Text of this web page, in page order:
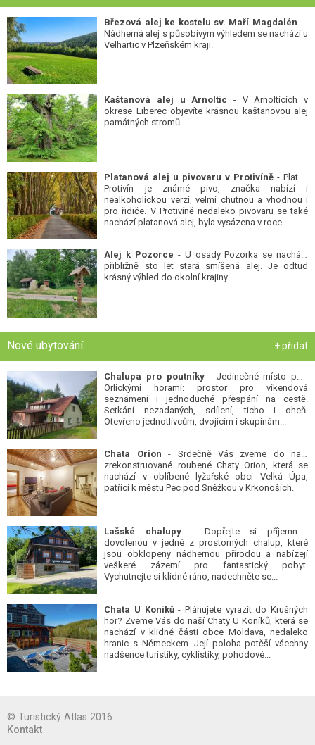
Nádherná alej s působivým výhledem se nachází u
Velhartic v Plzeňském kraji.
Kaštanová alej u Arnoltic - V Arnolticích v
okrese Liberec objevíte krásnou kaštanovou alej
památných stromů.
Platanová alej u pivovaru v Protivíně - Platan
Protivín je známé pivo, značka nabízí i
nealkoholickou verzi, velmi chutnou a vhodnou i
pro řidiče. V Protivíně nedaleko pivovaru se také
nachází platanová alej, byla vysázena v roce...
Alej k Pozorce - U osady Pozorka se nachází
přibližně sto let stará smíšená alej. Je odtud
krásný výhled do okolní krajiny.
Nové ubytování + přidat
Chalupa pro poutníky- Jedinečné místo pod
Orlickými horami: prostor pro víkendová
seznámení i jednoduché přespání na cestě.
Setkání nezadaných, sdílení, ticho i oheň.
Otevřeno jednotlivcům, dvojicím i skupinám...
Chata Orion - Srdečně Vás zveme do naší
zrekonstruované roubené Chaty Orion, která se
nachází v oblíbené lyžařské obci Velká Úpa,
patřící k městu Pec pod Sněžkou v Krkonoších.
Lašské chalupy- Dopřejte si příjemnou
dovolenou v jedné z prostorných chalup, které
jsou obklopeny nádhernou přírodou a nabízejí
veškeré zázemí pro fantastický pobyt.
Vychutnejte si klidné ráno, nadechněte se...
Chata U Koníků- Plánujete vyrazit do Krušných
hor? Zveme Vás do naší Chaty U Koníků, která se
nachází v klidné části obce Moldava, nedaleko
hranic s Německem. Její poloha potěší všechny
nadšence turistiky, cyklistiky, pohodové...
© Turistický Atlas 2016
Kontakt